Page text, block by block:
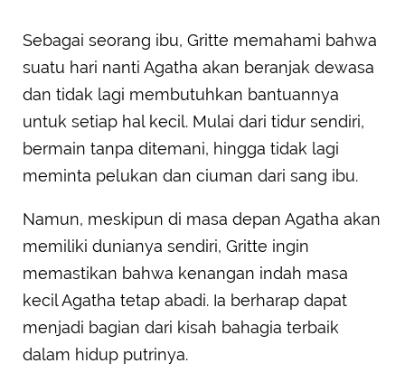
Sebagai seorang ibu, Gritte memahami bahwa
suatu hari nanti Agatha akan beranjak dewasa
dan tidak lagi membutuhkan bantuannya
untuk setiap hal kecil. Mulai dari tidur sendiri,
bermain tanpa ditemani, hingga tidak lagi
meminta pelukan dan ciuman dari sang ibu.
Namun, meskipun di masa depan Agatha akan
memiliki dunianya sendiri, Gritte ingin
memastikan bahwa kenangan indah masa
kecil Agatha tetap abadi. Ia berharap dapat
menjadi bagian dari kisah bahagia terbaik
dalam hidup putrinya.